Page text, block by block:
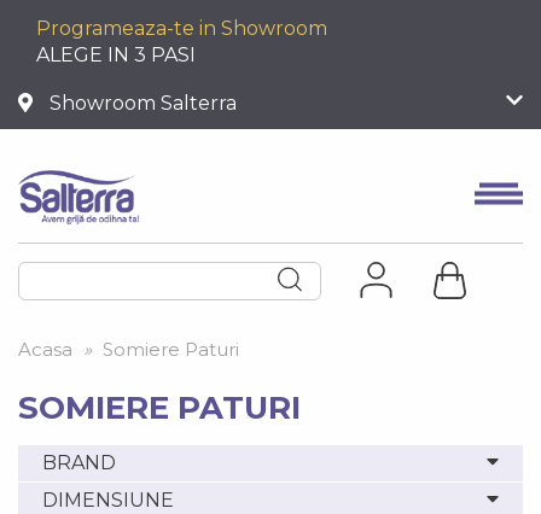
Programeaza-te in Showroom
ALEGE IN 3 PASI
Showroom Salterra
Acasa » Somiere Paturi
SOMIERE PATURI
BRAND
DIMENSIUNE